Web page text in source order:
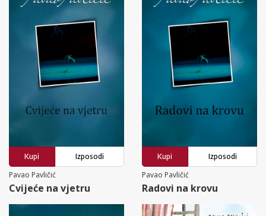
Kupi
Izposodi
Pavao Pavličić
Cvijeće na vjetru
Kupi
Izposodi
Pavao Pavličić
Radovi na krovu